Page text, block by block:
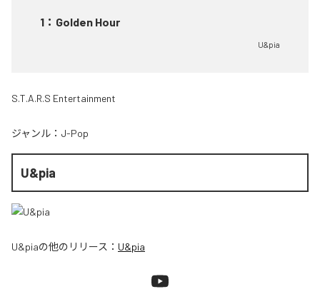
1 ： Golden Hour
U&pia
S.T.A.R.S Entertainment
ジャンル： J-Pop
U&pia
U&piaの他のリリース： U&pia